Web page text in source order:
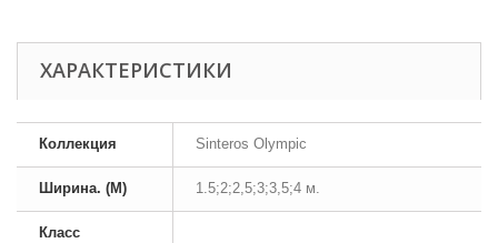
ХАРАКТЕРИСТИКИ
Коллекция Sinteros Olympic
Ширина. (М) 1.5;2;2,5;3;3,5;4 м.
Класс